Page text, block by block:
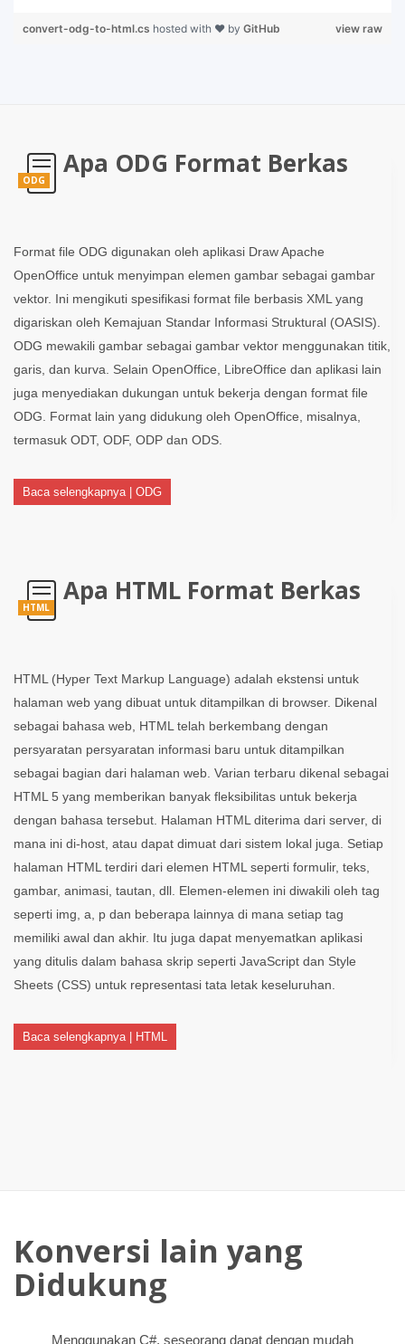
view raw
convert-odg-to-html.cs hosted with ❤ by GitHub
ODG
Apa ODG Format Berkas
Format file ODG digunakan oleh aplikasi Draw Apache
OpenOffice untuk menyimpan elemen gambar sebagai gambar
vektor. Ini mengikuti spesifikasi format file berbasis XML yang
digariskan oleh Kemajuan Standar Informasi Struktural (OASIS).
ODG mewakili gambar sebagai gambar vektor menggunakan titik,
garis, dan kurva. Selain OpenOffice, LibreOffice dan aplikasi lain
juga menyediakan dukungan untuk bekerja dengan format file
ODG. Format lain yang didukung oleh OpenOffice, misalnya,
termasuk ODT, ODF, ODP dan ODS.
Baca selengkapnya | ODG
HTML
Apa HTML Format Berkas
HTML (Hyper Text Markup Language) adalah ekstensi untuk
halaman web yang dibuat untuk ditampilkan di browser. Dikenal
sebagai bahasa web, HTML telah berkembang dengan
persyaratan persyaratan informasi baru untuk ditampilkan
sebagai bagian dari halaman web. Varian terbaru dikenal sebagai
HTML 5 yang memberikan banyak fleksibilitas untuk bekerja
dengan bahasa tersebut. Halaman HTML diterima dari server, di
mana ini di-host, atau dapat dimuat dari sistem lokal juga. Setiap
halaman HTML terdiri dari elemen HTML seperti formulir, teks,
gambar, animasi, tautan, dll. Elemen-elemen ini diwakili oleh tag
seperti img, a, p dan beberapa lainnya di mana setiap tag
memiliki awal dan akhir. Itu juga dapat menyematkan aplikasi
yang ditulis dalam bahasa skrip seperti JavaScript dan Style
Sheets (CSS) untuk representasi tata letak keseluruhan.
Baca selengkapnya | HTML
Konversi lain yang
Didukung
Menggunakan C#, seseorang dapat dengan mudah